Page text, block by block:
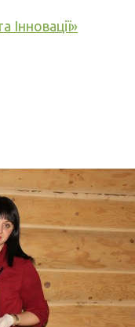
Інновації»